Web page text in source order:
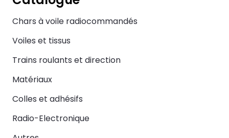
Chars à voile radiocommandés
Voiles et tissus
Trains roulants et direction
Matériaux
Colles et adhésifs
Radio-Electronique